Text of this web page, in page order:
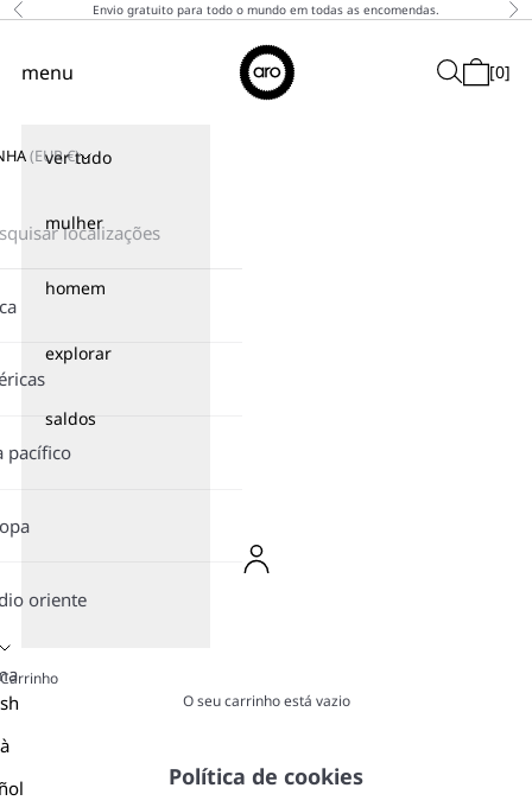
↵Skip to content
↵Skip to menu
↵Skip to footer
↵Open Accessibility Widget
Saltar para o conteúdo
Anterior Envio gratuito para todo o mundo em todas as encomendas.
Aro
Menu de navegação
menu Pesquisar
Carrinho
[0]
ver tudo
mulher
homem
explorar
saldos
(EUR€)
pacífico
oriente
Carrinho
O seu carrinho está vazio
Política de cookies